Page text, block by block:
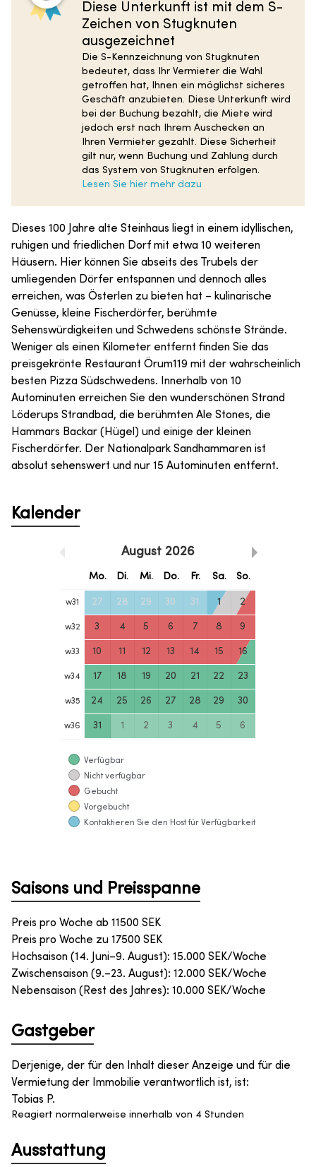
Diese Unterkunft ist mit dem S-
Zeichen von Stugknuten
ausgezeichnet
Die S-Kennzeichnung von Stugknuten
bedeutet, dass Ihr Vermieter die Wahl
getroffen hat, Ihnen ein möglichst sicheres
Geschäft anzubieten. Diese Unterkunft wird
bei der Buchung bezahlt, die Miete wird
jedoch erst nach Ihrem Auschecken an
Ihren Vermieter gezahlt. Diese Sicherheit
gilt nur, wenn Buchung und Zahlung durch
das System von Stugknuten erfolgen.
Lesen Sie hier mehr dazu
Dieses 100 Jahre alte Steinhaus liegt in einem idyllischen,
ruhigen und friedlichen Dorf mit etwa 10 weiteren
Häusern. Hier können Sie abseits des Trubels der
umliegenden Dörfer entspannen und dennoch alles
erreichen, was Österlen zu bieten hat – kulinarische
Genüsse, kleine Fischerdörfer, berühmte
Sehenswürdigkeiten und Schwedens schönste Strände.
Weniger als einen Kilometer entfernt finden Sie das
preisgekrönte Restaurant Örum119 mit der wahrscheinlich
besten Pizza Südschwedens. Innerhalb von 10
Autominuten erreichen Sie den wunderschönen Strand
Löderups Strandbad, die berühmten Ale Stones, die
Hammars Backar (Hügel) und einige der kleinen
Fischerdörfer. Der Nationalpark Sandhammaren ist
absolut sehenswert und nur 15 Autominuten entfernt.
Kalender
August 2026
Mo. Di. Mi. Do. Fr. Sa. So.
w31 27 28 29 30 31 1 2
w32 3 4 5 6 7 8 9
w33 10 11 12 13 14 15 16
w34 17 18 19 20 21 22 23
w35 24 25 26 27 28 29 30
w36 31 1 2 3 4 5 6
Verfügbar
Nicht verfügbar
Gebucht
Vorgebucht
Kontaktieren Sie den Host für Verfügbarkeit
Saisons und Preisspanne
Preis pro Woche ab 11500 SEK
Preis pro Woche zu 17500 SEK
Hochsaison (14. Juni–9. August): 15.000 SEK/Woche
Zwischensaison (9.–23. August): 12.000 SEK/Woche
Nebensaison (Rest des Jahres): 10.000 SEK/Woche
Gastgeber
Derjenige, der für den Inhalt dieser Anzeige und für die
Vermietung der Immobilie verantwortlich ist, ist:
Tobias P.
Reagiert normalerweise innerhalb von 4 Stunden
Ausstattung